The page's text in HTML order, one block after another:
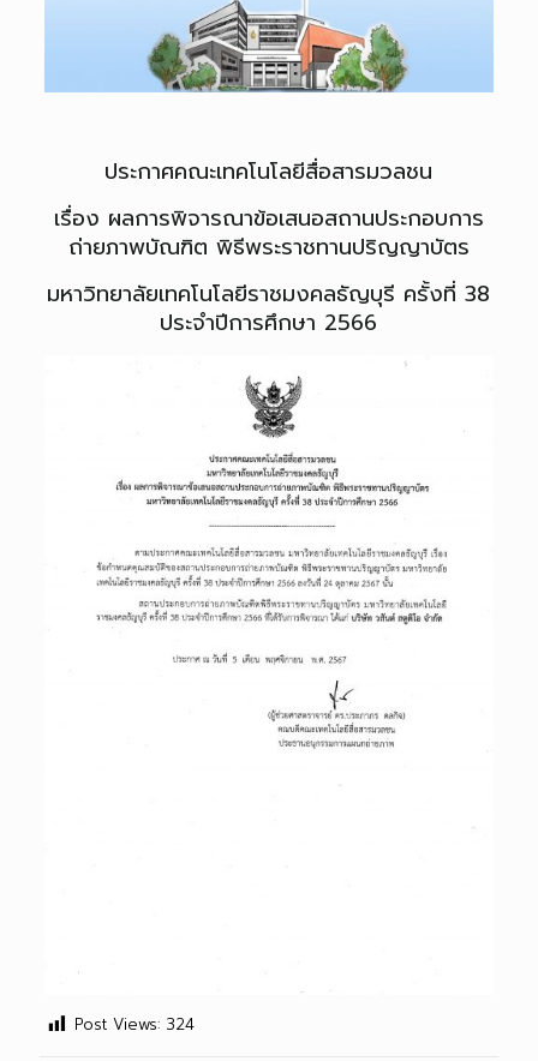
ประกาศคณะเทคโนโลยีสื่อสารมวลชน
เรื่อง ผลการพิจารณาข้อเสนอสถานประกอบการ
ถ่ายภาพบัณฑิต พิธีพระราชทานปริญญาบัตร
มหาวิทยาลัยเทคโนโลยีราชมงคลธัญบุรี ครั้งที่ 38
ประจำปีการศึกษา 2566
Post Views: 324